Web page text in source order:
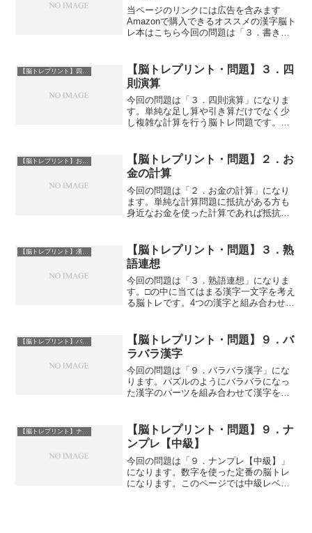
当ページのリンクには広告を含みます
Amazonで購入できるオススメの漢字脳ト
レ本はこちら今回の問題は「３．書き取
はサンプル画像下にあります。ダウンロ
ードはこちら３．書...
【脳トレプリント】四則演算
【脳トレプリント・問題】３．四
則演算
今回の問題は「３．四則演算」になりま
す。単純な足し算や引き算だけでなく少
し複雑な計算を行う脳トレ問題です。計
ァイルのダウンロードはサンプル画像下
にあります。ダウンロー...
【脳トレプリント】お金の計算
【脳トレプリント・問題】２．お
金の計算
今回の問題は「２．お金の計算」になり
ます。単純な計算問題に抵抗がある方も
身近なお金を使った計算であれば抵抗感
ージすることでより効果的な脳トレにな
るかもしれません。PDF...
【脳トレプリント・問題】３．熟
語連想
今回の問題は「３．熟語連想」になりま
す。□の中に当てはまる漢字一文字を考え
る脳トレです。4つの漢字と組み合わせる
プル画像下にあります。ダウンロードは
こちら３．熟語連想...
【脳トレプリント】バラバラ漢字
【脳トレプリント・問題】９．バ
ラバラ漢字
今回の問題は「９．バラバラ漢字」にな
ります。パズルのようにバラバラになっ
た漢字のパーツを組み合わせて漢字を連
です。PDFファイルのダウンロードはサ
ンプル画像下にあります...
【脳トレプリント】ナンプレ
【脳トレプリント・問題】９．ナ
ンプレ【中級】
今回の問題は「９．ナンプレ【中級】」
になります。数字を使った定番の脳トレ
になります。このページでは中級レベル